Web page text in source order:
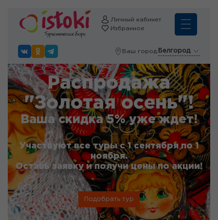
Личный кабинет
Избранное
Ваш город: Белгород
Распродажа
"Золотая осень"!
Ваша скидка 5% уже ждет!
Участвуют все туры с 1 сентября по 1
ноября.
Оставь заявку и получи цены по акции!
Подобрать тур